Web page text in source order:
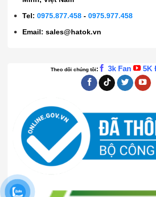
Tel:0975.877.458 -0975.977.458
Email:sales@hatok.vn
Theo dõi chúng tôi: 3k Fan 5K